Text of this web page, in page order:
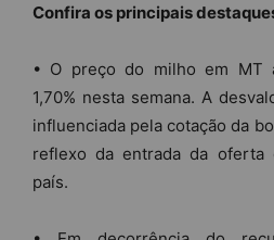
Confira os principais
• O preço do milho em MT
1,70% nesta semana. A
influenciada pela cotação da
reflexo da entrada da oferta
país.